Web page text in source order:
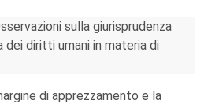
sulla giurisprudenza
dei diritti umani in materia di
di apprezzamento e la